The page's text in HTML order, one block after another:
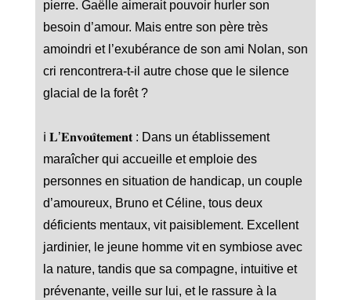
pierre. Gaëlle aimerait pouvoir hurler son
besoin d’amour. Mais entre son père très
amoindri et l’exubérance de son ami Nolan, son
cri rencontrera-t-il autre chose que le silence
glacial de la forêt ?
ℹ️ 𝐋’𝐄𝐧𝐯𝐨𝐮̂𝐭𝐞𝐦𝐞𝐧𝐭 : Dans un établissement
maraîcher qui accueille et emploie des
personnes en situation de handicap, un couple
d’amoureux, Bruno et Céline, tous deux
déficients mentaux, vit paisiblement. Excellent
jardinier, le jeune homme vit en symbiose avec
la nature, tandis que sa compagne, intuitive et
prévenante, veille sur lui, et le rassure à la